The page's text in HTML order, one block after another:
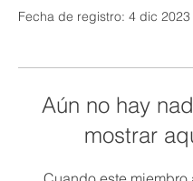
Fecha de registro: 4 dic 2023
Aún no hay
mostrar